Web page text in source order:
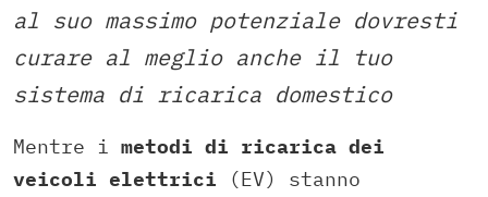
al suo massimo potenziale dovresti
curare al meglio anche il tuo
sistema di ricarica domestico
Mentre i metodi di ricarica dei
veicoli elettrici (EV) stanno